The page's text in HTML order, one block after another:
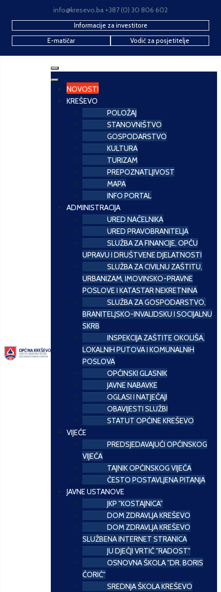
info@kresevo.ba +387 (0) 30 806 602
Informacije za investitore
E-matičar
Vodič za posjetitelje
NOVOSTI
KREŠEVO
POLOŽAJ
STANOVNIŠTVO
GOSPODARSTVO
KULTURA
TURIZAM
PREPOZNATLJIVOST
MAPA
INFO PORTAL
ADMINISTRACIJA
URED NAČELNIKA
URED PRAVOBRANITELJA
SLUŽBA ZA FINANCIJE, OPĆU
UPRAVU I DRUŠTVENE DJELATNOSTI
SLUŽBA ZA CIVILNU ZAŠTITU,
URBANIZAM, IMOVINSKO-PRAVNE
POSLOVE I KATASTAR NEKRETNINA
SLUŽBA ZA GOSPODARSTVO,
BRANITELJSKO-INVALIDSKU I SOCIJALNU
SKRB
INSPEKCIJA ZAŠTITE OKOLIŠA,
LOKALNIH PUTOVA I KOMUNALNIH
POSLOVA
OPĆINSKI GLASNIK
JAVNE NABAVKE
OGLASI I NATJEČAJI
OBAVIJESTI SLUŽBI
STATUT OPĆINE KREŠEVO
VIJEĆE
PREDSJEDAVAJUĆI OPĆINSKOG
VIJEĆA
TAJNIK OPĆINSKOG VIJEĆA
ČESTO POSTAVLJENA PITANJA
JAVNE USTANOVE
JKP "KOSTAJNICA"
DOM ZDRAVLJA KREŠEVO
DOM ZDRAVLJA KREŠEVO
SLUŽBENA INTERNET STRANICA
JU DJEČJI VRTIĆ "RADOST"
OSNOVNA ŠKOLA "DR. BORIS
ĆORIĆ"
SREDNJA ŠKOLA KREŠEVO